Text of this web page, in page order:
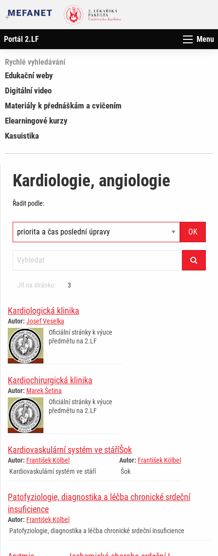
Portál 2.LF Menu
Rychlé vyhledávání
Edukační weby
Digitální video
Materiály k přednáškám a cvičením
Elearningové kurzy
Kasuistika
Kardiologie, angiologie
Řadit podle:
Jít na stránku: 3
Kardiologická klinika
Autor: Josef Veselka
Oficiální stránky k výuce
předmětu na 2.LF
Kardiochirurgická klinika
Autor: Marek Šetina
Oficiální stránky k výuce
předmětu na 2.LF
Kardiovaskulární systém ve stáří
Autor: František Kölbel
Kardiovaskulární systém ve stáří
Šok
Autor: František Kölbel
Šok
Patofyziologie, diagnostika a léčba chronické srdeční
insuficience
Autor: František Kölbel
Patofyziologie, diagnostika a léčba chronické srdeční insuficience